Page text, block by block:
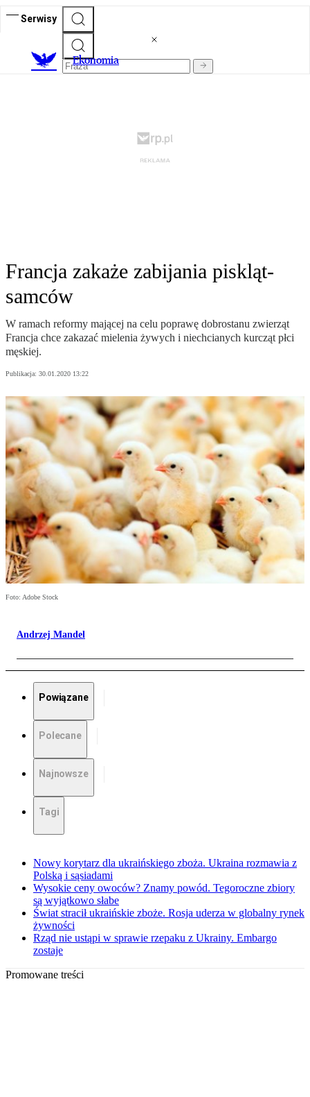
Serwisy
Ekonomia
Francja zakaże zabijania piskląt-
samców
W ramach reformy mającej na celu poprawę dobrostanu zwierząt
Francja chce zakazać mielenia żywych i niechcianych kurcząt płci
męskiej.
Publikacja: 30.01.2020 13:22
Foto: Adobe Stock
Andrzej Mandel
Powiązane
Polecane
Najnowsze
Tagi
Nowy korytarz dla ukraińskiego zboża. Ukraina rozmawia z
Polską i sąsiadami
Wysokie ceny owoców? Znamy powód. Tegoroczne zbiory
są wyjątkowo słabe
Świat stracił ukraińskie zboże. Rosja uderza w globalny rynek
żywności
Rząd nie ustąpi w sprawie rzepaku z Ukrainy. Embargo
zostaje
Promowane treści